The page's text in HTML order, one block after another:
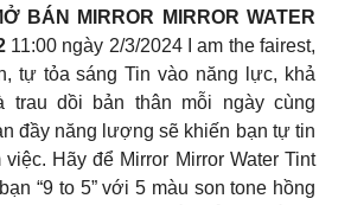
BÁN MIRROR MIRROR WATER
11:00 ngày 2/3/2024 I am the fairest,
tự tỏa sáng Tin vào năng lực, khả
trau dồi bản thân mỗi ngày cùng
đầy năng lượng sẽ khiến bạn tự tin
Hãy để Mirror Mirror Water Tint
“9 to 5” với 5 màu son tone hồng